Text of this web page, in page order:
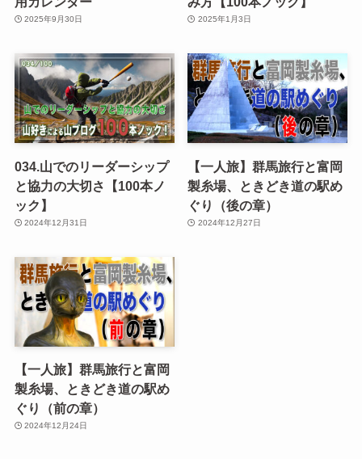
2025年9月30日 2025年1月3日
034.山でのリーダーシップ
と協力の大切さ【100本ノ
ック】
2024年12月31日
【一人旅】群馬旅行と富岡
製糸場、ときどき道の駅め
ぐり（後の章）
2024年12月27日
【一人旅】群馬旅行と富岡
製糸場、ときどき道の駅め
ぐり（前の章）
2024年12月24日